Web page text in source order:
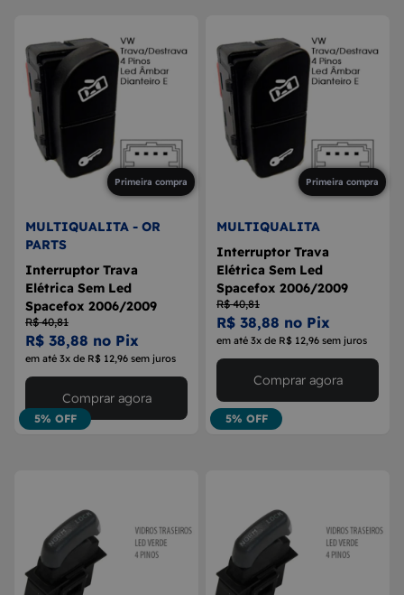
Primeira compra
MULTIQUALITA - OR
PARTS
Interruptor Trava
Elétrica Sem Led
Spacefox 2006/2009
R$ 40,81
R$ 38,88 no Pix
em até 3x de R$ 12,96 sem juros
5% OFF
Comprar agora
Primeira compra
MULTIQUALITA
Interruptor Trava
Elétrica Sem Led
Spacefox 2006/2009
R$ 40,81
R$ 38,88 no Pix
em até 3x de R$ 12,96 sem juros
5% OFF
Comprar agora